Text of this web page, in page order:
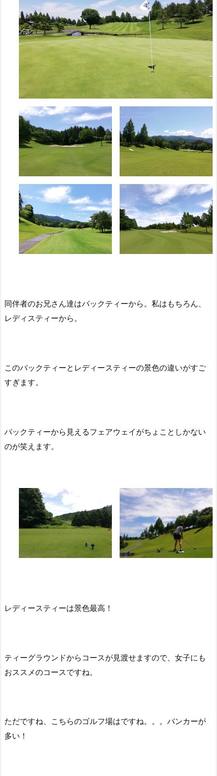
同伴者のお兄さん達はバックティーから。私はもちろん、
レディスティーから。
このバックティーとレディースティーの景色の違いがすご
すぎます。
バックティーから見えるフェアウェイがちょことしかない
のが笑えます。
レディースティーは景色最高！
ティーグラウンドからコースが見渡せますので、女子にも
おススメのコースですね。
ただですね、こちらのゴルフ場はですね。。。バンカーが
多い！